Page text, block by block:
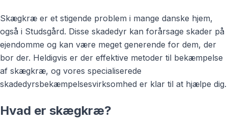
Skægkræ er et stigende problem i mange danske hjem,
også i Studsgård. Disse skadedyr kan forårsage skader på
ejendomme og kan være meget generende for dem, der
bor der. Heldigvis er der effektive metoder til bekæmpelse
af skægkræ, og vores specialiserede
skadedyrsbekæmpelsesvirksomhed er klar til at hjælpe dig.
Hvad er skægkræ?